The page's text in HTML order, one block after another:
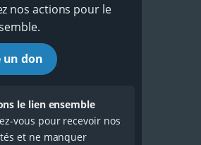
nos actions pour le
un don
le lien ensemble
vous pour recevoir nos
et ne manquer